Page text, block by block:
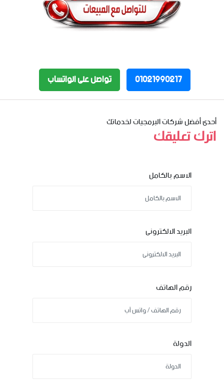
01021990217 تواصل على الواتساب
أحدى أفضل شركات البرمجيات لخدماتك
اترك تعليقك
الاسم بالكامل
البريد الالكترونى
رقم الهاتف
الدولة